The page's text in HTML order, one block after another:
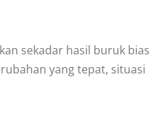
sekadar hasil buruk
yang tepat,